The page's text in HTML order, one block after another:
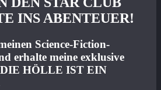
INS ABENTEUER!
Science-Fiction-
erhalte meine exklusive
DIE HÖLLE IST EIN